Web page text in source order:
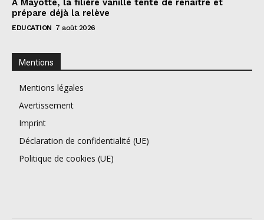
À Mayotte, la filière vanille tente de renaître et
prépare déjà la relève
EDUCATION 7 août 2026
Mentions
Mentions légales
Avertissement
Imprint
Déclaration de confidentialité (UE)
Politique de cookies (UE)